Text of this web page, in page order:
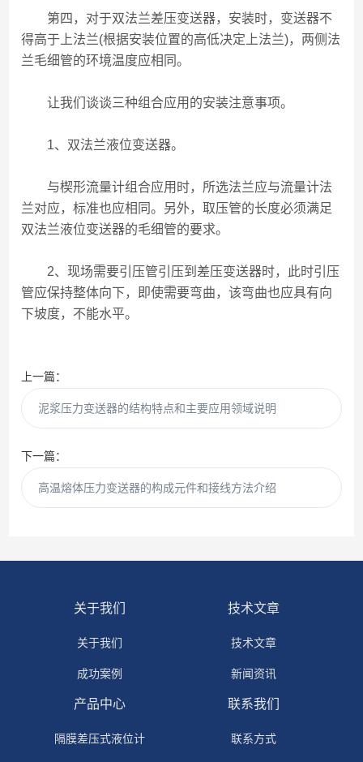
第四，对于双法兰差压变送器，安装时，变送器不
得高于上法兰(根据安装位置的高低决定上法兰)，两侧法
兰毛细管的环境温度应相同。
让我们谈谈三种组合应用的安装注意事项。
1、双法兰液位变送器。
与楔形流量计组合应用时，所选法兰应与流量计法
兰对应，标准也应相同。另外，取压管的长度必须满足
双法兰液位变送器的毛细管的要求。
2、现场需要引压管引压到差压变送器时，此时引压
管应保持整体向下，即使需要弯曲，该弯曲也应具有向
下坡度，不能水平。
上一篇：
泥浆压力变送器的结构特点和主要应用领域说明
下一篇：
高温熔体压力变送器的构成元件和接线方法介绍
关于我们
关于我们
成功案例
技术文章
技术文章
新闻资讯
产品中心
隔膜差压式液位计
联系我们
联系方式